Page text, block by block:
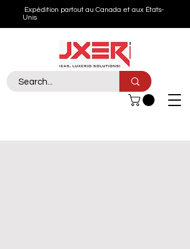
Expédition partout au Canada et aux États-
Unis